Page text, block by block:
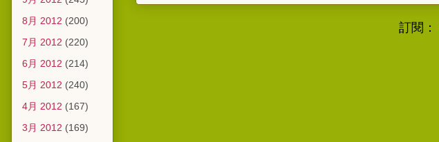
訂閱：
8月 2012 (200)
7月 2012 (220)
6月 2012 (214)
5月 2012 (240)
4月 2012 (167)
3月 2012 (169)